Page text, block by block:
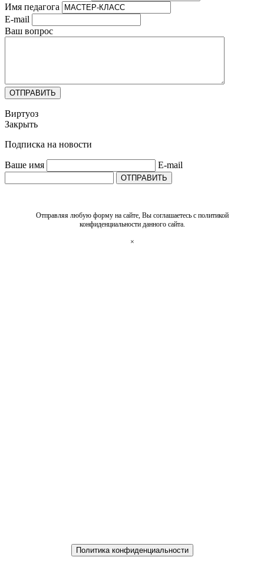
Имя педагога
E-mail
Ваш вопрос
ОТПРАВИТЬ
Виртуоз
Закрыть
Подписка на новости
Ваше имя E-mail
ОТПРАВИТЬ
Отправляя любую форму на сайте, Вы соглашаетесь с политикой
конфиденциальности данного сайта.
×
Политика конфиденциальности